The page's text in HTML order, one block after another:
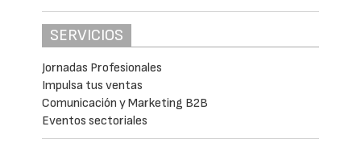
SERVICIOS
Jornadas Profesionales
Impulsa tus ventas
Comunicación y Marketing B2B
Eventos sectoriales